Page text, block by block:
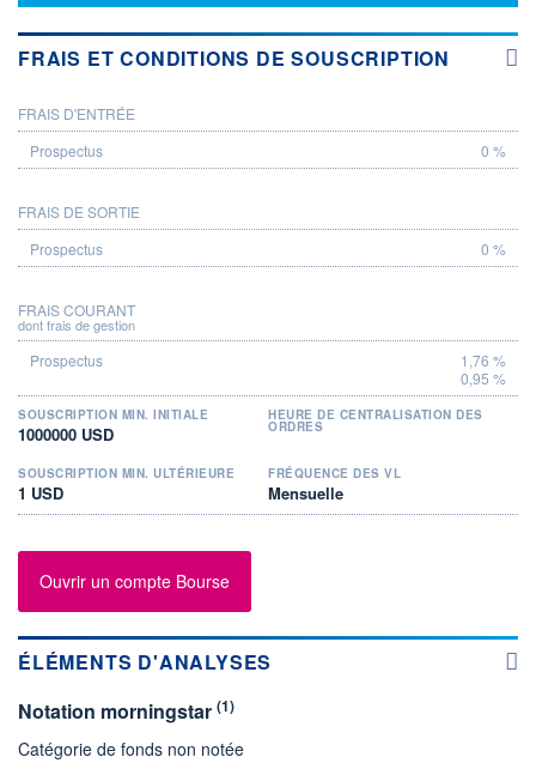
FRAIS ET CONDITIONS DE SOUSCRIPTION
PROSPECTUS
FRAIS D'ENTRÉE
0 %
FRAIS DE SORTIE
0 %
FRAIS COURANT
dont frais de gestion
1,76 %
0,95 %
SOUSCRIPTION MIN. INITIALE
1000000 USD
HEURE DE CENTRALISATION DES
ORDRES
SOUSCRIPTION MIN. ULTÉRIEURE
1 USD
FRÉQUENCE DES VL
Mensuelle
Ouvrir un compte Bourse
ÉLÉMENTS D'ANALYSES
Notation morningstar (1)
Catégorie de fonds non notée